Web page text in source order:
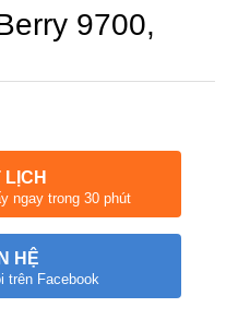
9700,
ngay trong 30 phút
HỆ
trên Facebook